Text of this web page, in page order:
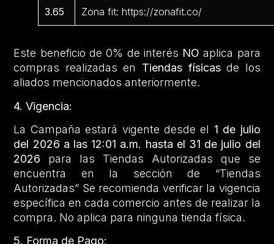
3.65 Zona fit: https://zonafit.co/
Este beneficio de 0% de interés NOaplica para
compras realizadas en Tiendas físicasde los
aliados mencionados anteriormente.
4. Vigencia:
La Campaña estará vigente desde el 1 de julio
del 2026 a las 12:01 a.m. hasta el 31 de julio del
2026 para las Tiendas Autorizadas que se
encuentra en la sección de “Tiendas
Autorizadas” Se recomienda verificar la vigencia
específica en cada comercio antes de realizar la
compra. No aplica para ninguna tienda física.
5. Forma de Pago: